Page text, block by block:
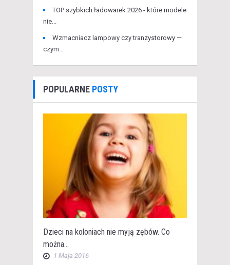
TOP szybkich ładowarek 2026 - które modele
nie...
Wzmacniacz lampowy czy tranzystorowy —
czym...
POPULARNE POSTY
Dzieci na koloniach nie myją zębów. Co
można...
1 Maja 2016